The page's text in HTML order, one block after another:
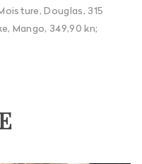
Douglas, 315
Mango, 349,90 kn;